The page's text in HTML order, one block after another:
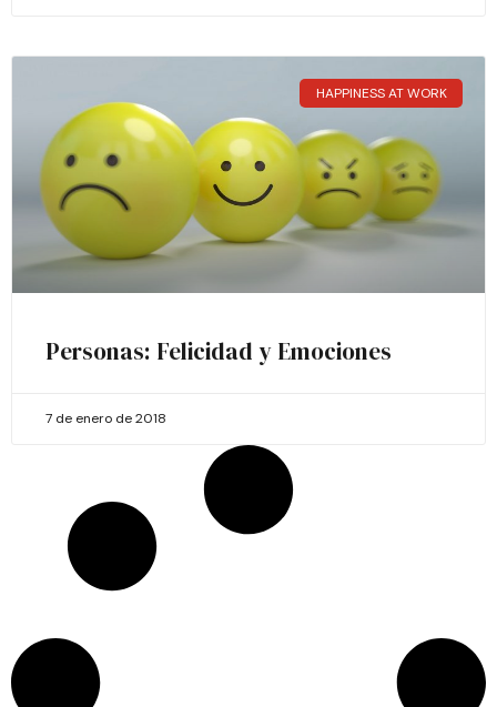
HAPPINESS AT WORK
Personas: Felicidad y Emociones
7 de enero de 2018